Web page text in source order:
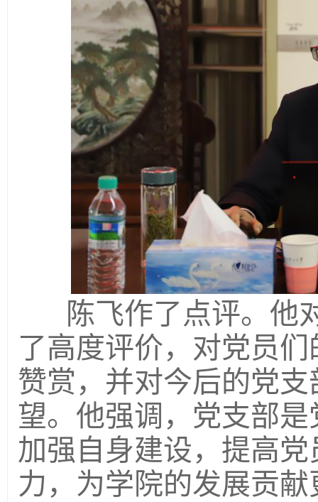
陈飞作了点评。他
了高度评价，对党员们
赞赏，并对今后的党支
望。他强调，党支部
加强自身建设，提高
力，为学院的发展贡